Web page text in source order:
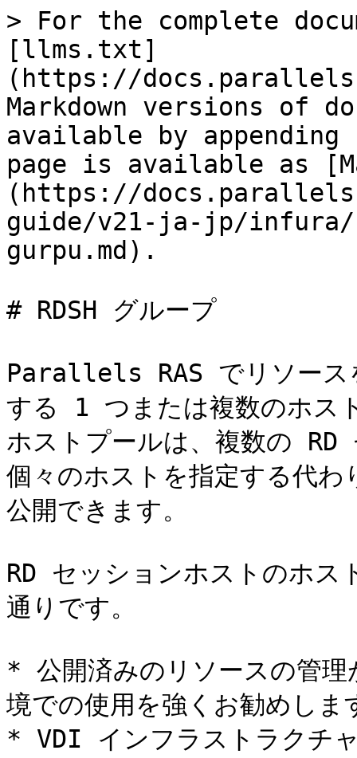
> For the complete
[llms.txt]
(https://
Markdown versions of
available by
page is available as
(https://
guide/v21-ja-jp/infura/
gurpu.md).
# RDSH グループ
Parallels RAS でリソース
する 1 つまたは複数のホス
ホストプールは、複数の RD
個々のホストを指定する代
公開できます。
RD セッションホストのホス
通りです。
* 公開済みのリソースの管理
境での使用を強くお勧めしま
* VDI インフラストラクチ